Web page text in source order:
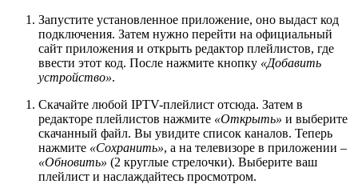
Запустите установленное приложение, оно выдаст код
подключения. Затем нужно перейти на официальный
сайт приложения и открыть редактор плейлистов, где
ввести этот код. После нажмите кнопку «Добавить
устройство».
Скачайте любой IPTV-плейлист отсюда. Затем в
редакторе плейлистов нажмите «Открыть» и выберите
скачанный файл. Вы увидите список каналов. Теперь
нажмите «Сохранить», а на телевизоре в приложении –
«Обновить» (2 круглые стрелочки). Выберите ваш
плейлист и наслаждайтесь просмотром.